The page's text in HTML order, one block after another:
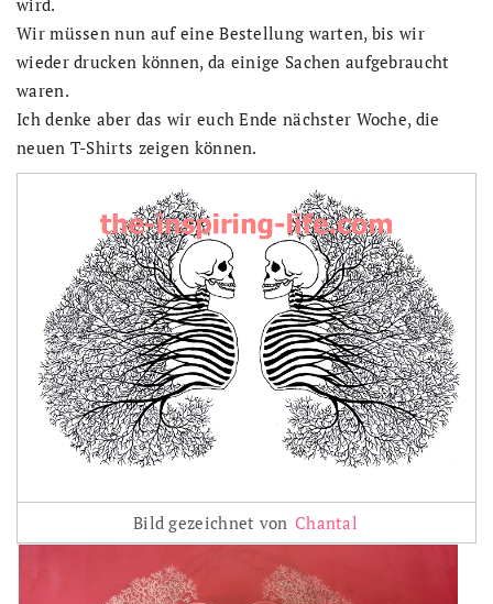
wird.
Wir müssen nun auf eine Bestellung warten, bis wir
wieder drucken können, da einige Sachen aufgebraucht
waren.
Ich denke aber das wir euch Ende nächster Woche, die
neuen T-Shirts zeigen können.
Bild gezeichnet von Chantal